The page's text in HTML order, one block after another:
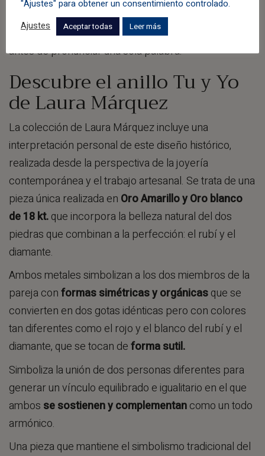
continúa conectando con quienes buscan
con significado, capaz de contar una historia incluso
antes de pronunciar una sola palabra.
Descubre el anillo Tu y Yo
de Laura Márquez
La colección de Laura Márquez incluye una
interpretación personal de este diseño histórico,
realizada desde la perspectiva de la joyería
contemporánea y el trabajo artesanal. Se trata de una
pieza única realizada en Oro Amarillo y Oro blanco
de 18 kt.que incorpora la belleza natural del dos
piedras que combinan a la perfección: el rubí y el
diamante.
Ambos metales simbolizan a los dos miembros de la
pareja conformas simétricas y orgánicasque se
convierten en dos gotas idénticas pero con colores
tan diferentes como el rojo y el blanco del rubí y el
diamante, que se tocan deforma sutil.
Simboliza la unión de dos personas diferentes para
generar un vínculo equilibrado e igualitario en el que
ambos se sostienen y complementancomo un todo
armónico.
Una pieza que mantiene el simbolismo tradicional del
"Ajustes" para obtener un consentimiento controlado.
Ajustes
Aceptar todas Leer más